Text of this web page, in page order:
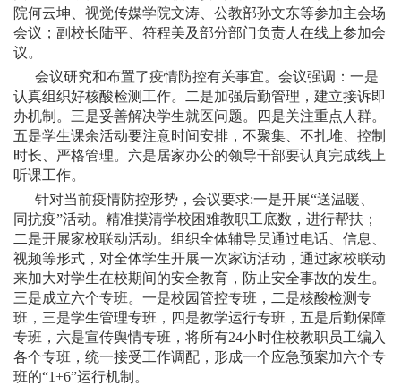
院何云坤、视觉传媒学院文涛、公教部孙文东等参加主会场
会议； 副校长陆平、符程美及部分部门负责人在线上参加会
议。
会议研究和布置了疫情防控有关事宜。会议强调：一是
认真组织好核酸检测工作。二是加强后勤管理，建立接诉即
办机制。三是妥善解决学生就医问题。四是关注重点人群。
五是学生课余活动要注意时间安排，不聚集、不扎堆、控制
时长、严格管理。六是居家办公的领导干部要认真完成线上
听课工作。
针对当前疫情防控形势，会议要求:一是开展“送温暖、
同抗疫”活动。精准摸清学校困难教职工底数，进行帮扶；
二是开展家校联动活动。组织全体辅导员通过电话、信息、
视频等形式，对全体学生开展一次家访活动，通过家校联动
来加大对学生在校期间的安全教育，防止安全事故的发生。
三是成立六个专班。一是校园管控专班，二是核酸检测专
班，三是学生管理专班，四是教学运行专班，五是后勤保障
专班，六是宣传舆情专班，将所有24小时住校教职员工编入
各个专班，统一接受工作调配，形成一个应急预案加六个专
班的“1+6”运行机制。